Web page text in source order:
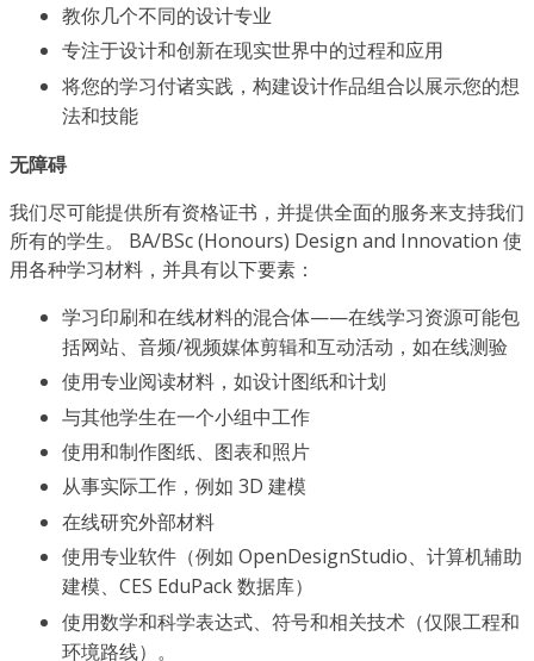
教你几个不同的设计专业
专注于设计和创新在现实世界中的过程和应用
将您的学习付诸实践，构建设计作品组合以展示您的想
法和技能
无障碍
我们尽可能提供所有资格证书，并提供全面的服务来支持我们
所有的学生。 BA/BSc (Honours) Design and Innovation 使
用各种学习材料，并具有以下要素：
学习印刷和在线材料的混合体——在线学习资源可能包
括网站、音频/视频媒体剪辑和互动活动，如在线测验
使用专业阅读材料，如设计图纸和计划
与其他学生在一个小组中工作
使用和制作图纸、图表和照片
从事实际工作，例如 3D 建模
在线研究外部材料
使用专业软件（例如 OpenDesignStudio、计算机辅助
建模、CES EduPack 数据库）
使用数学和科学表达式、符号和相关技术（仅限工程和
环境路线）。